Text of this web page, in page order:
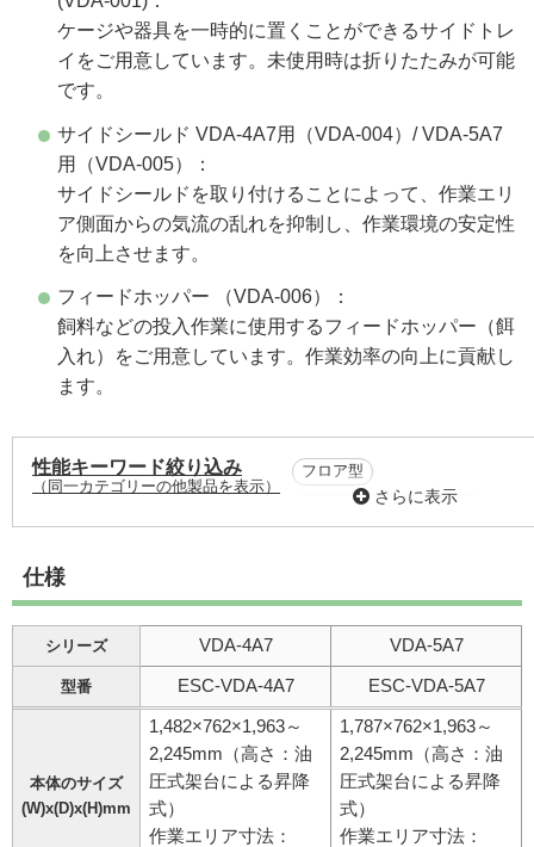
ケージや器具を一時的に置くことができるサイドトレ
イをご用意しています。未使用時は折りたたみが可能
です。
サイドシールド VDA-4A7用（VDA-004）/ VDA-5A7
用（VDA-005）：
サイドシールドを取り付けることによって、作業エリ
ア側面からの気流の乱れを抑制し、作業環境の安定性
を向上させます。
フィードホッパー （VDA-006）：
飼料などの投入作業に使用するフィードホッパー（餌
入れ）をご用意しています。作業効率の向上に貢献し
ます。
性能キーワード絞り込み
（同一カテゴリーの他製品を表示）
フロア型
(W)1,300～1,600mm未満
ULPAフィルター
ガスバーナー配管なし
さらに表示
仕様
シリーズ VDA-4A7 VDA-5A7
型番 ESC-VDA-4A7 ESC-VDA-5A7
本体のサイズ
(W)x(D)x(H)mm
1,482×762×1,963～
2,245mm（高さ：油
圧式架台による昇降
式）
作業エリア寸法：
1,787×762×1,963～
2,245mm（高さ：油
圧式架台による昇降
式）
作業エリア寸法：